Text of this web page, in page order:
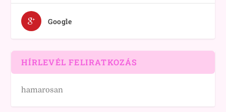
Google
HÍRLEVÉL FELIRATKOZÁS
hamarosan